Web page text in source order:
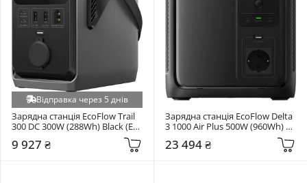
Відправка через 5 днів
Зарядна станція EcoFlow Trail
300 DC 300W (288Wh) Black (EF-
9 927 ₴
Зарядна станція EcoFlow Delta
3 1000 Air Plus 500W (960Wh)
23 494 ₴